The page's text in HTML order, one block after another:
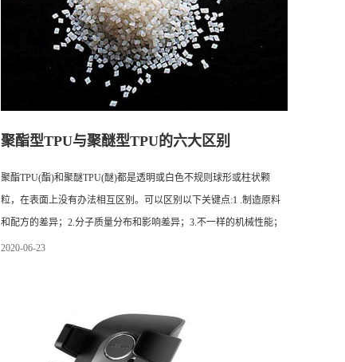
聚酯型TPU与聚醚型TPU的六大区别
聚酯TPU(酯)和聚醚TPU(醚)都是透明或白色不规则球形或柱状颗
粒，在表面上没有办法相互区别。可以区别以下关键点:1 .制造原料
和配方的差异；2.分子质量分布和影响差异；3.不一样的机械性能；
4.差异水解协调性；5.抗菌性能的差异；6.价格有差别。
2020-06-23